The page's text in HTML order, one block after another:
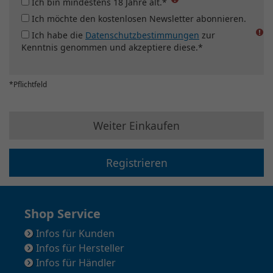
Ich möchte den kostenlosen Newsletter abonnieren.
Ich habe die Datenschutzbestimmungen zur
Kenntnis genommen und akzeptiere diese.*
*Pflichtfeld
Weiter Einkaufen
Registrieren
Shop Service
Infos für Kunden
Infos für Hersteller
Infos für Händler